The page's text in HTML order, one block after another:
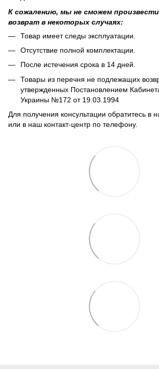
К сожалению, мы не сможем
возврат в некоторых случаях:
Товар имеет следы эксплуатации.
Отсутствие полной комплектации.
После истечения срока в 14 дней.
Товары из перечня не подлежащих
утвержденных Постановлением
Украины №172 от 19.03.1994
Для получения консультации обратитесь в
или в наш контакт-центр по телефону.